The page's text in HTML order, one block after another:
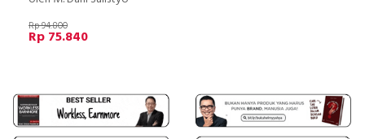
Rp 94.800
Rp 75.840